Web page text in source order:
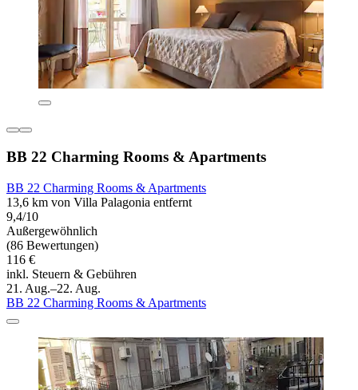
BB 22 Charming Rooms & Apartments
BB 22 Charming Rooms & Apartments
13,6 km von Villa Palagonia entfernt
9,4/10
Außergewöhnlich
(86 Bewertungen)
116 €
inkl. Steuern & Gebühren
21. Aug.–22. Aug.
BB 22 Charming Rooms & Apartments